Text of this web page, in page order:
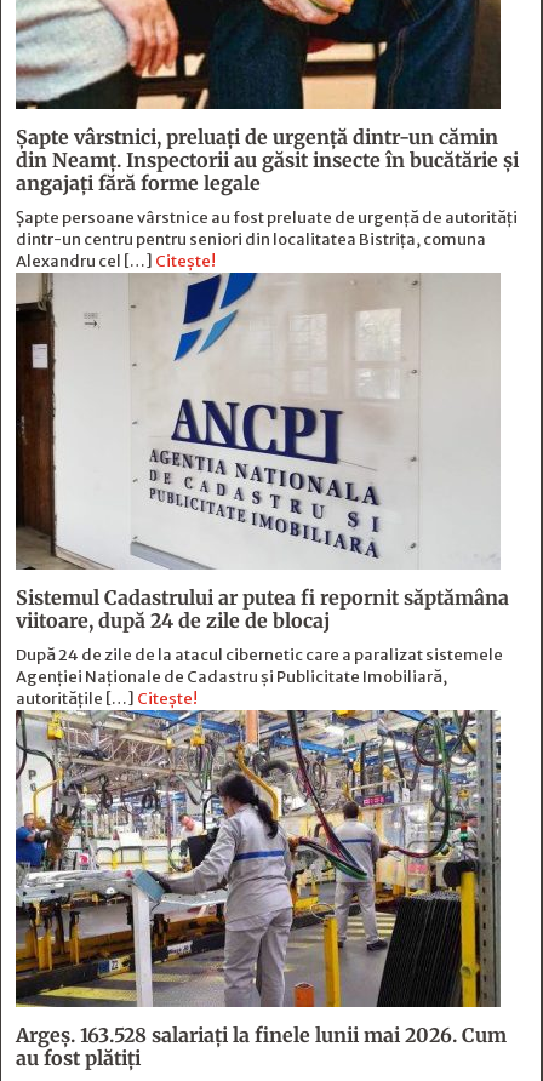
Șapte vârstnici, preluați de urgență dintr-un cămin
din Neamț. Inspectorii au găsit insecte în bucătărie și
angajați fără forme legale
Șapte persoane vârstnice au fost preluate de urgență de autorități
dintr-un centru pentru seniori din localitatea Bistrița, comuna
Alexandru cel […] Citește!
Sistemul Cadastrului ar putea fi repornit săptămâna
viitoare, după 24 de zile de blocaj
După 24 de zile de la atacul cibernetic care a paralizat sistemele
Agenției Naționale de Cadastru și Publicitate Imobiliară,
autoritățile […] Citește!
Argeș. 163.528 salariați la finele lunii mai 2026. Cum
au fost plătiți